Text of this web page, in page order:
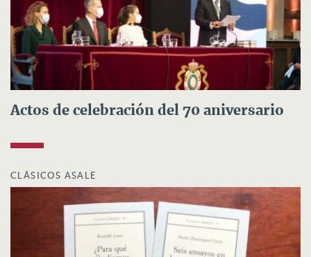
Actos de celebración del 70 aniversario
CLÁSICOS ASALE